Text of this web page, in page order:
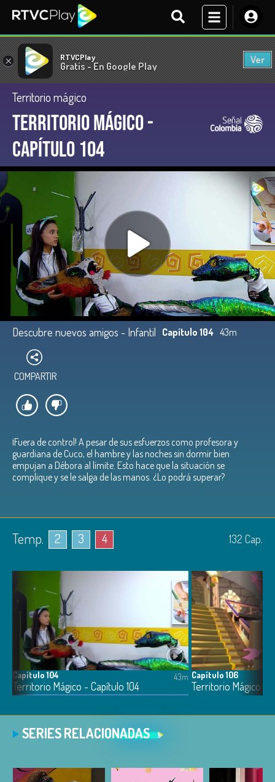
× RTVCPlay
Gratis - En Google Play
Ver
Territorio mágico
Territorio Mágico -
Capítulo 104
Descubre nuevos amigos - Infantil Capítulo 104 43m
COMPARTIR
¡Fuera de control! A pesar de sus esfuerzos como profesora y
guardiana de Cuco, el hambre y las noches sin dormir bien
empujan a Débora al límite. Esto hace que la situación se
complique y se le salga de las manos. ¿Lo podrá superar?
Temp. 2 3 4 132 Cap.
Capítulo 104
Territorio Mágico - Capítulo 104
43m Capítulo 106
Territorio Mágico -
SERIES RELACIONADAS